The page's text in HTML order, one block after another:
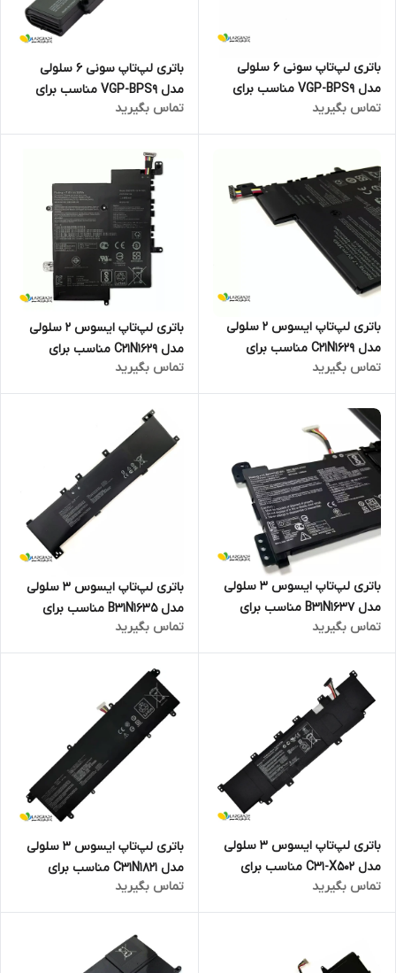
باتری لپ‌تاپ سونی 6 سلولی
مدل VGP-BPS9 مناسب برای
لپ‌تاپ Sony Vaio VGN-NR
تماس بگیرید
باتری لپ‌تاپ سونی 6 سلولی
مدل VGP-BPS9 مناسب برای
لپ‌تاپ Sony Vaio VGN-AR
تماس بگیرید
باتری لپ‌تاپ ایسوس 2 سلولی
مدل C21N1629 مناسب برای
لپ‌تاپ Asus VivoBook E12
E203NA
تماس بگیرید
باتری لپ‌تاپ ایسوس 2 سلولی
مدل C21N1629 مناسب برای
لپ‌تاپ Asus VivoBook E12
E203MA
تماس بگیرید
باتری لپ‌تاپ ایسوس 3 سلولی
مدل B31N1637 مناسب برای
لپ‌تاپ Asus VivoBook X510
تماس بگیرید
باتری لپ‌تاپ ایسوس 3 سلولی
مدل B31N1635 مناسب برای
لپ‌تاپ Asus VivoBook X705UA
تماس بگیرید
باتری لپ‌تاپ ایسوس 3 سلولی
مدل C31-X502 مناسب برای
لپ‌تاپ Asus VivoBook X502
تماس بگیرید
باتری لپ‌تاپ ایسوس 3 سلولی
مدل C31N1821 مناسب برای
لپ‌تاپ ASUS ZenBook S13
UX392
تماس بگیرید